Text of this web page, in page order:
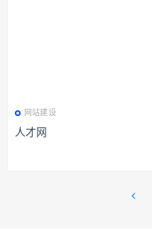
网站建设
人才网